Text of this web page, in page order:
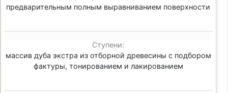
предварительным полным выравниванием поверхности
Ступени:
массив дуба экстра из отборной древесины с подбором
фактуры, тонированием и лакированием